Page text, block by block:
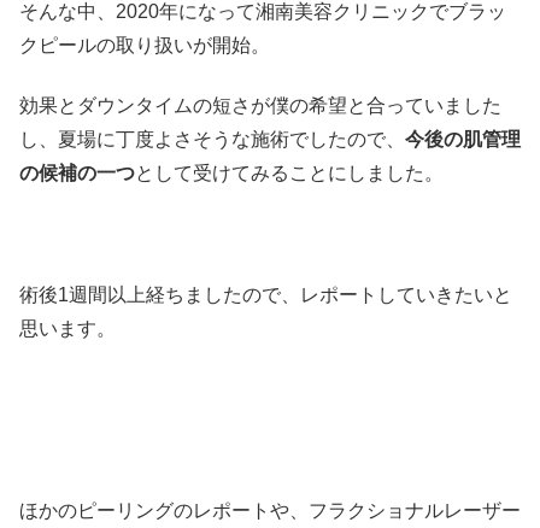
そんな中、2020年になって湘南美容クリニックでブラッ
クピールの取り扱いが開始。
効果とダウンタイムの短さが僕の希望と合っていました
し、夏場に丁度よさそうな施術でしたので、 今後の肌管理
の候補の一つとして受けてみることにしました。
術後1週間以上経ちましたので、レポートしていきたいと
思います。
ほかのピーリングのレポートや、フラクショナルレーザー